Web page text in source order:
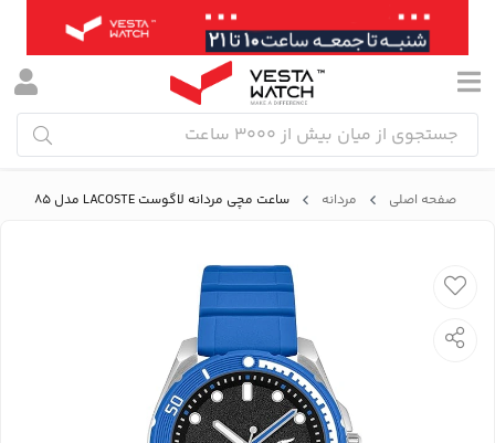
صفحه اصلی مردانه ساعت مچی مردانه لاگوست LACOSTE مدل 2011285